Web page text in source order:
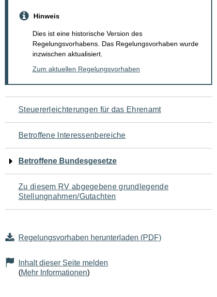
Hinweis
Dies ist eine historische Version des
Regelungsvorhabens. Das Regelungsvorhaben wurde
inzwischen aktualisiert.
Zum aktuellen Regelungsvorhaben
Navigation
für
den
Seiteninhalt
Steuererleichterungen für das Ehrenamt
Betroffene Interessenbereiche
Betroffene Bundesgesetze
Zu diesem RV abgegebene grundlegende
Stellungnahmen/Gutachten
Regelungsvorhaben herunterladen (PDF)
Inhalt dieser Seite melden
(Mehr Informationen)